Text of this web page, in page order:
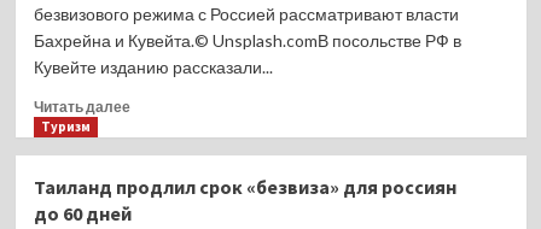
зарубежья
безвизового режима с Россией рассматривают власти
Бахрейна и Кувейта.© Unsplash.comВ посольстве РФ в
Кувейте изданию рассказали...
Читать далееПрочитать
две
страны
Туризм
Таиланд продлил срок «безвиза» для россиян
до 60 дней